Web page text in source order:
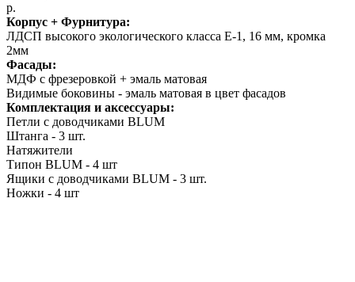
р.
Корпус + Фурнитура:
ЛДСП высокого экологического класса Е-1, 16 мм, кромка
2мм
Фасады:
МДФ с фрезеровкой + эмаль матовая
Видимые боковины - эмаль матовая в цвет фасадов
Комплектация и аксессуары:
Петли с доводчиками BLUM
Штанга - 3 шт.
Натяжители
Типон BLUM - 4 шт
Ящики с доводчиками BLUM - 3 шт.
Ножки - 4 шт